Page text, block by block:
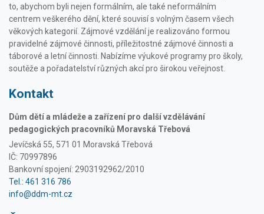
to, abychom byli nejen formálním, ale také neformálním
centrem veškerého dění, které souvisí s volným časem všech
věkových kategorií. Zájmové vzdělání je realizováno formou
pravidelné zájmové činnosti, příležitostné zájmové činnosti a
táborové a letní činnosti. Nabízíme výukové programy pro školy,
soutěže a pořadatelství různých akcí pro širokou veřejnost.
Kontakt
Dům dětí a mládeže a zařízení pro další vzdělávání
pedagogických pracovníků Moravská Třebová
Jevíčská 55, 571 01 Moravská Třebová
IČ: 70997896
Bankovní spojení: 2903192962/2010
Tel.: 461 316 786
info@ddm-mt.cz